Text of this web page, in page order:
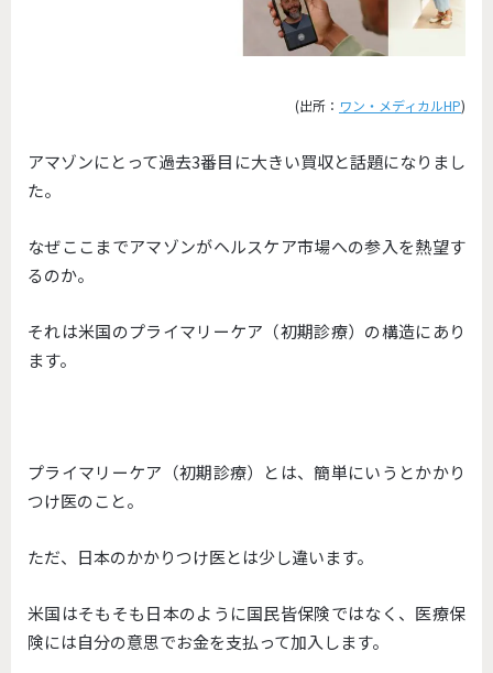
(出所： ワン・メディカルHP)
アマゾンにとって過去3番目に大きい買収と話題になりまし
た。
なぜここまでアマゾンがヘルスケア市場への参入を熱望す
るのか。
それは米国のプライマリーケア（初期診療）の構造にあり
ます。
プライマリーケア（初期診療）とは、簡単にいうとかかり
つけ医のこと。
ただ、日本のかかりつけ医とは少し違います。
米国はそもそも日本のように国民皆保険ではなく、医療保
険には自分の意思でお金を支払って加入します。